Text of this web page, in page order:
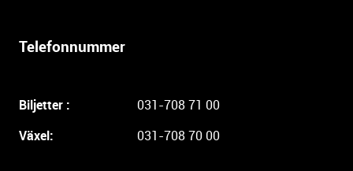
Telefonnummer
Biljetter :
031-708 71 00
Växel:
031-708 70 00